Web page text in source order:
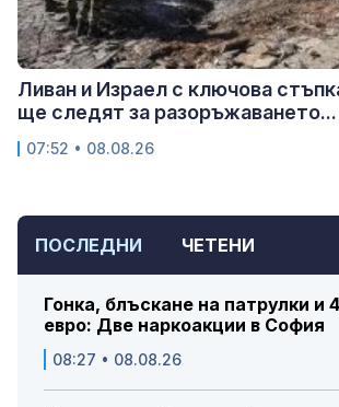
ПОСЛЕДНИ ЧЕТЕНИ
Гонка, блъскане на патрулки и
евро: Две наркоакции в София
08:27 • 08.08.26
Ливан и Израел с ключова
ще следят за разоръжаването...
07:52 • 08.08.26